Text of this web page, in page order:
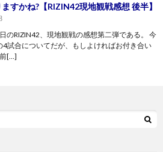
すかね?【RIZIN42現地観戦感想 後半】
のRIZIN42、現地観戦の感想第二弾である。 今
4試合についてだが、もしよければお付き合い
[…]